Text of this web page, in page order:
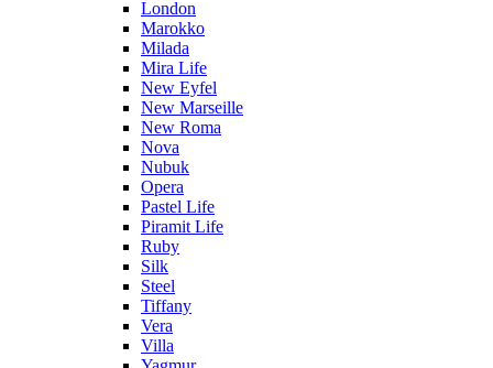
London
Marokko
Milada
Mira Life
New Eyfel
New Marseille
New Roma
Nova
Nubuk
Opera
Pastel Life
Piramit Life
Ruby
Silk
Steel
Tiffany
Vera
Villa